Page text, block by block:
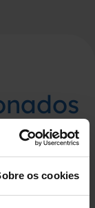
os cookies